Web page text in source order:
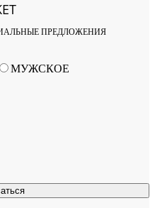
ПРЕДЛОЖЕНИЯ
МУЖСКОЕ